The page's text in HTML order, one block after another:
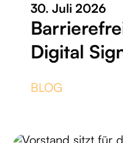
30. Juli 2026
Digital
BLOG